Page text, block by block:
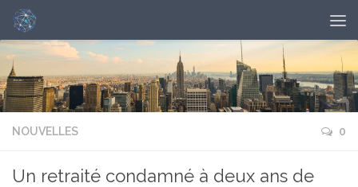
NOUVELLES 0
Un retraité condamné à deux ans de